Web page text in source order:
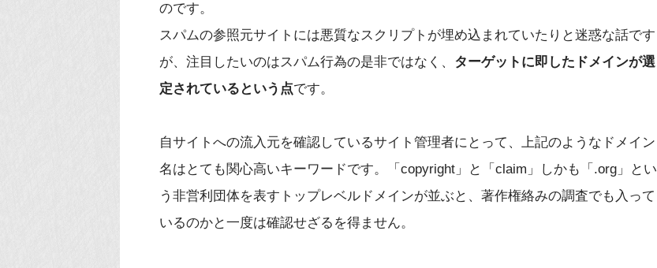
のです。
スパムの参照元サイトには悪質なスクリプトが埋め込まれていたりと迷惑な話です
が、注目したいのはスパム行為の是非ではなく、 ターゲットに即したドメインが選
定されているという点です。
自サイトへの流入元を確認しているサイト管理者にとって、上記のようなドメイン
名はとても関心高いキーワードです。「copyright」と「claim」しかも「.org」とい
う非営利団体を表すトップレベルドメインが並ぶと、著作権絡みの調査でも入って
いるのかと一度は確認せざるを得ません。